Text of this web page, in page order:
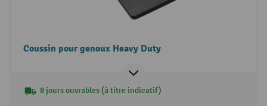
Coussin pour genoux Heavy Duty
8 jours ouvrables (à titre indicatif)